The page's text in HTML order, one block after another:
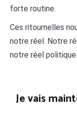
forte routine.
Ces ritournelles
notre réel. Notre
notre réel
Je vais